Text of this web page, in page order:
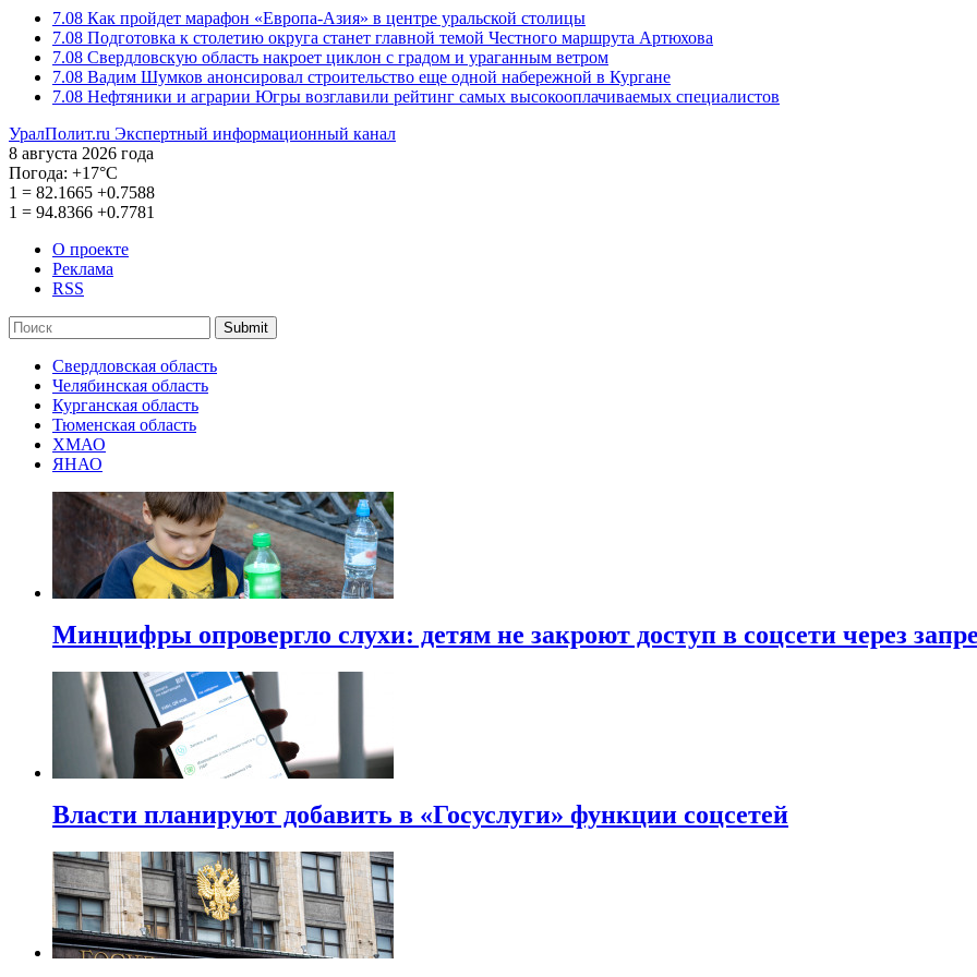
7.08 Как пройдет марафон «Европа-Азия» в центре уральской столицы
7.08 Подготовка к столетию округа станет главной темой Честного маршрута Артюхова
7.08 Свердловскую область накроет циклон с градом и ураганным ветром
7.08 Вадим Шумков анонсировал строительство еще одной набережной в Кургане
7.08 Нефтяники и аграрии Югры возглавили рейтинг самых высокооплачиваемых специалистов
УралПолит.ru Экспертный информационный канал
8 августа 2026 года
Погода: +17°С
1 = 82.1665 +0.7588
1 = 94.8366 +0.7781
О проекте
Реклама
RSS
Submit
Свердловская область
Челябинская область
Курганская область
Тюменская область
ХМАО
ЯНАО
Минцифры опровергло слухи: детям не закроют доступ в соцсети через
Власти планируют добавить в «Госуслуги» функции соцсетей